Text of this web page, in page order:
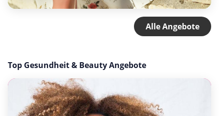
Alle Angebote
Top Gesundheit & Beauty Angebote